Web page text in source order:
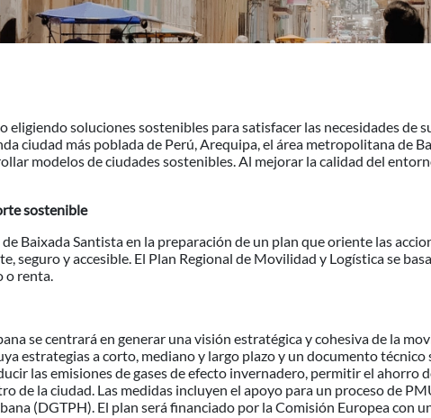
soluciones sostenibles para satisfacer las necesidades de
ciudad más poblada de Perú, Arequipa, el área metropolitana de
modelos de ciudades sostenibles. Al mejorar la calidad del
sostenible
Baixada Santista en la preparación de un plan que oriente las
seguro y accesible. El Plan Regional de Movilidad y Logística se
o renta.
se centrará en generar una visión estratégica y cohesiva de la
estrategias a corto, mediano y largo plazo y un documento
las emisiones de gases de efecto invernadero, permitir el ahorro
de la ciudad. Las medidas incluyen el apoyo para un proceso de
(DGTPH). El plan será financiado por la Comisión Europea con